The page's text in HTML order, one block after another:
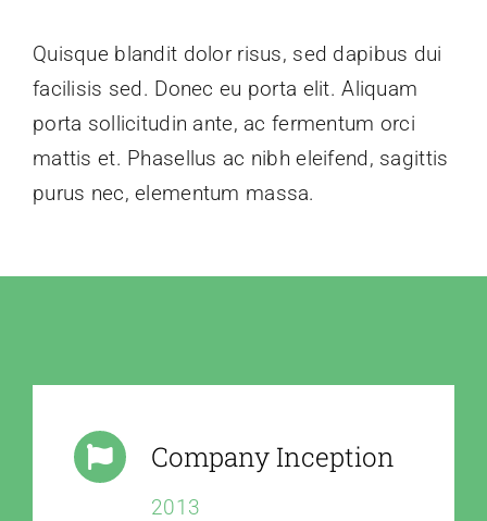
Quisque blandit dolor risus, sed dapibus dui
facilisis sed. Donec eu porta elit. Aliquam
porta sollicitudin ante, ac fermentum orci
mattis et. Phasellus ac nibh eleifend, sagittis
purus nec, elementum massa.
Company Inception
2013